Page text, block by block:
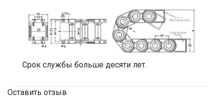
Срок службы больше десяти лет.
Оставить отзыв